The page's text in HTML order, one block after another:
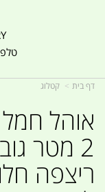
טלפון
דף בית קטלוג
ריצפה